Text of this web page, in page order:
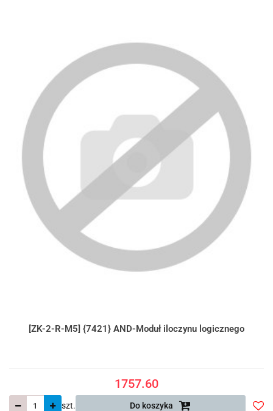
[ZK-2-R-M5] {7421} AND-Moduł iloczynu logicznego
1757.60
szt. Do koszyka